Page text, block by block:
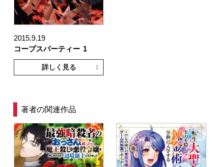
2015.9.19
コープスパーティー 1
詳しく見る
著者の関連作品